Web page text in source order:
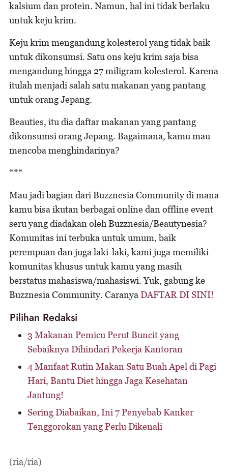
kalsium dan protein. Namun, hal ini tidak berlaku
untuk keju krim.
Keju krim mengandung kolesterol yang tidak baik
untuk dikonsumsi. Satu ons keju krim saja bisa
mengandung hingga 27 miligram kolesterol. Karena
itulah menjadi salah satu makanan yang pantang
untuk orang Jepang.
Beauties, itu dia daftar makanan yang pantang
dikonsumsi orang Jepang. Bagaimana, kamu mau
mencoba menghindarinya?
***
Mau jadi bagian dari Buzznesia Community di mana
kamu bisa ikutan berbagai online dan offline event
seru yang diadakan oleh Buzznesia/Beautynesia?
Komunitas ini terbuka untuk umum, baik
perempuan dan juga laki-laki, kami juga memiliki
komunitas khusus untuk kamu yang masih
berstatus mahasiswa/mahasiswi. Yuk, gabung ke
Buzznesia Community. Caranya DAFTAR DI SINI!
Pilihan Redaksi
3 Makanan Pemicu Perut Buncit yang
Sebaiknya Dihindari Pekerja Kantoran
4 Manfaat Rutin Makan Satu Buah Apel di Pagi
Hari, Bantu Diet hingga Jaga Kesehatan
Jantung!
Sering Diabaikan, Ini 7 Penyebab Kanker
Tenggorokan yang Perlu Dikenali
(ria/ria)